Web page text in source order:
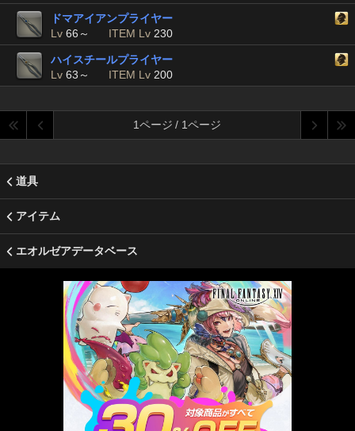
ドマアイアンプライヤー
Lv 66～ ITEM Lv 230
ハイスチールプライヤー
Lv 63～ ITEM Lv 200
1ページ / 1ページ
道具
アイテム
エオルゼアデータベース